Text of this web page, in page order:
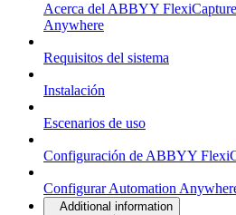
Acerca del ABBYY
Anywhere
Requisitos del sistema
Instalación
Escenarios de uso
Configuración de ABBYY
Configurar Automation
Additional information